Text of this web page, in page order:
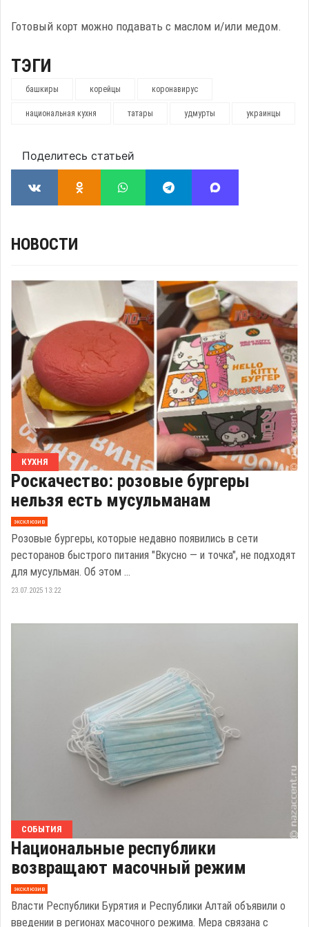
Готовый корт можно подавать с маслом и/или медом.
ТЭГИ
башкиры корейцы коронавирус
национальная кухня татары удмурты украинцы
Поделитесь статьей
НОВОСТИ
КУХНЯ
Роскачество: розовые бургеры
нельзя есть мусульманам
эксклюзив
Розовые бургеры, которые недавно появились в сети
ресторанов быстрого питания "Вкусно — и точка", не подходят
для мусульман. Об этом ...
23.07.2025 13:22
СОБЫТИЯ
Национальные республики
возвращают масочный режим
эксклюзив
Власти Республики Бурятия и Республики Алтай объявили о
введении в регионах масочного режима. Мера связана с